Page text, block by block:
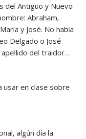
del Antiguo y Nuevo
Abraham,
y José. No había
Delgado o José
apellido del traidor…
usar en clase sobre
algún día la